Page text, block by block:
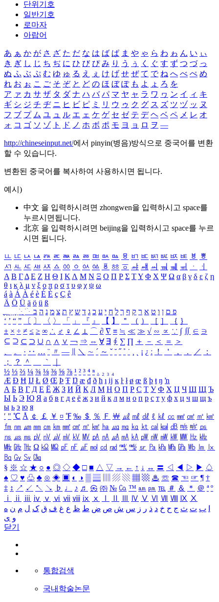
단위기호
일반기호
로마자
아랍어
あ ぁ か が さ ざ た だ な は ば ぱ ま や ゃ ら わ ゎ ん い ぃ
き ぎ し じ ち ぢ に ひ び ぴ み り う ぅ く ぐ す ず つ づ っ
ぬ ふ ぶ ぷ む ゆ ゅ る え ぇ け げ せ ぜ て で ね へ べ ぺ め
れ お ぉ こ ご そ ぞ と ど の ほ ぼ ぽ も よ ょ ろ を
ア ァ カ サ ザ タ ダ ナ ハ バ パ マ ヤ ャ ラ ワ ヮ ン イ ィ キ
ギ シ ジ チ ヂ ニ ヒ ビ ピ ミ リ ウ ゥ ク グ ス ズ ツ ヅ ッ ヌ
フ ブ プ ム ユ ュ ル エ ェ ケ ゲ セ ゼ テ デ ヘ ベ ペ メ レ オ
ォ コ ゴ ソ ゾ ト ド ノ ホ ボ ポ モ ヨ ョ ロ ヲ ―
http://chineseinput.net/에서 pinyin(병음)방식으로 중국어를 변환
할 수 있습니다.
변환된 중국어를 복사하여 사용하시면 됩니다.
예시)
中文 을 입력하시려면 zhongwen을 입력하시고 space를
누르시면됩니다.
北京 을 입력하시려면 beijing을 입력하시고 space를 누르
시면 됩니다.
ㅥ ㅦ ㅧ ㅨ ㅩ ㅪ ㅫ ㅬ ㅭ ㅮ ㅯ ㅰ ㅱ ㅲ ㅳ ㅴ ㅵ ㅶ ㅷ ㅸ
ㅹ
ㅺ ㅻ ㅼ ㅽ ㅾ ㅿ ㆀ ㆁ ㆂ ㆃ ㆄ ㆅ ㆆ ㆇ ㆈ ㆉ ㆊ ㆋ ㆌ ㆍ
ㆎ
Α Β ΓΔ Ε Ζ Η Θ Ι ΚΛ Μ Ν Ξ Ο Π Ρ Σ ΤΥ Φ Χ Ψ Ω α β γ δ ε ζ η
θ ι κ λ μ ν ξ ο π ρ σ τ υ φ χ ψ ω
á à Á À é è É È ç Ç ê
Ä Ö Ü ä ö ü ß
ִֶֹ ֻּ ׁׂ פ ם ן ו ט א ר ק ף ך ל ח י ע כ ג ד ש ץ ת צ מ נ ה ב
‘ ’ “ ” 〔 〕 〈 〉 「 」 『 』 【 】 ＂ （ ） ［ ］ ｛ ｝
± × ÷ ≠ ≤ ≥ ∞ ∴ ♂ ♀ ∠ ⊥ ⌒ ∂ ∇ ≡ ≒ ≪ ≫ √ ∽ ∝ ∵ ∫ ∬ ∈ ∋
⊆ ⊇ ⊂ ⊃ ∪ ∩ ∧ ∨ ￢ ⇒ ⇔ ∀ ∃ ∮ ∑ ∏ ＋ － ＜ ＝
＞
、
。 · ‥ … ¨ 〃 ― ＼ ∼ ´ ～ ˇ ˘ ˝ ˚ ˙ ¸ ¡ ¿ ː ！ ＇ ， ． ／
：
；
？ ＾ ｀
½ ⅓ ⅔ ¼ ¾ ⅛ ⅜ ⅝ ⅞ ¹ ² ³ ⁴ ⁿ ₁ ₂ ₃ ₄
Æ Ð Ħ Ĳ Ł Ø Œ Þ Ŧ Ŋ æ đ ð ħ ı ĳ ĸ ŀ ł ø œ ß þ ŧ ŋ ŉ
А Б В Г Д Е Ё Ж З И Й К Л М Н О П Р С Т У Ф Х Ц Ч Ш Щ Ъ
Ы Ь Э Ю Я а б в г д е ё ж з и й к л м н о п р с т у ф х ц ч ш щ ъ
ы ь э ю я
′ ″ ℃ Å ￠ ￡ ￥ ¤ ℉ ‰ ＄ ％ Ｆ ￦ ㎕ ㎖ ㎗ ℓ ㎘ ㏄ ㎣ ㎤ ㎥ ㎦
㎙ ㎚ ㎛ ㎜ ㎝ ㎞ ㎟ ㎠ ㎡ ㎢ ㏊ ㎍ ㎎ ㎏ ㏏ ㎈ ㎉ ㏈ ㎧ ㎨ ㎰
㎱ ㎲ ㎳ ㎴ ㎵ ㎶ ㎷ ㎸ ㎹ ㎀ ㎁ ㎂ ㎃ ㎄ ㎺ ㎻ ㎽ ㎾ ㎿ ㎐ ㎑
㎒ ㎓ ㎔ Ω ㏀ ㏁ ㎊ ㎋ ㎌ ㏖ ㏅ ㎭ ㎮ ㎯ ㏛ ㎩ ㎪ ㎫ ㎬ ㏝ ㏐
㏓
㏃ ㏉ ㏜ ㏆
§ ※ ☆ ★ ○ ● ◎ ◇ ◆ □ ■ △ ▽ → ← ↑ ↓ ↔ 〓 ◁ ◀ ▷ ▶ ♤
♠ ♡ ♥ ♧ ♣ ⊙ ◈ ▣ ◐ ◑ ▒ ▤ ▨ ▧ ▦ ▩ ♨ ☏ ☎ ☜ ☞ ¶ †
‡ ↕ ↗ ↙ ↖ ↘ ♭ ♩ ♪ ♬ ㉿ ㈜ № ㏇ ™ ㏂ ㏘ ℡ ＃ ＆ ＊ ＠ ª º
ⅰ
ⅱ ⅲ ⅳ ⅴ ⅵ ⅶ ⅷ ⅸ ⅹ Ⅳ Ⅴ Ⅵ Ⅶ Ⅷ Ⅸ Ⅹ
ب ت ث ج ح خ د ذ ر ز س ش ص ض ط ظ ع غ ف ق ک ل م ن ه
و ی
닫기
통합검색
국내학술논문